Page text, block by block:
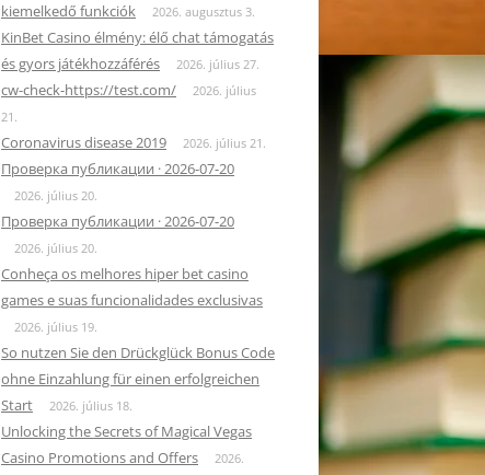
kiemelkedő funkciók
2026. augusztus 3.
KinBet Casino élmény: élő chat támogatás
és gyors játékhozzáférés
2026. július 27.
cw-check-https://test.com/
2026. július
21.
Coronavirus disease 2019 2026. július 21.
Проверка публикации · 2026-07-20
2026. július 20.
Проверка публикации · 2026-07-20
2026. július 20.
Conheça os melhores hiper bet casino
games e suas funcionalidades exclusivas
2026. július 19.
So nutzen Sie den Drückglück Bonus Code
ohne Einzahlung für einen erfolgreichen
Start
2026. július 18.
Unlocking the Secrets of Magical Vegas
Casino Promotions and Offers
2026.